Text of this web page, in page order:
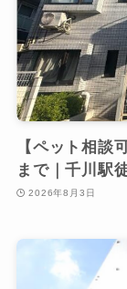
【ペット相談
まで｜千川駅
2026年8月3日